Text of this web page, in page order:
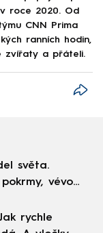
roce 2020. Od
CNN Prima
ranních hodin,
zvířaty a přáteli.
světa.
vévodí
rychle